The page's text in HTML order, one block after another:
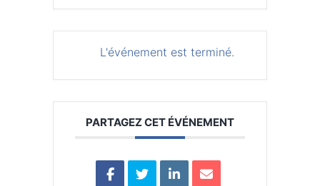
L'événement est terminé.
PARTAGEZ CET ÉVÉNEMENT